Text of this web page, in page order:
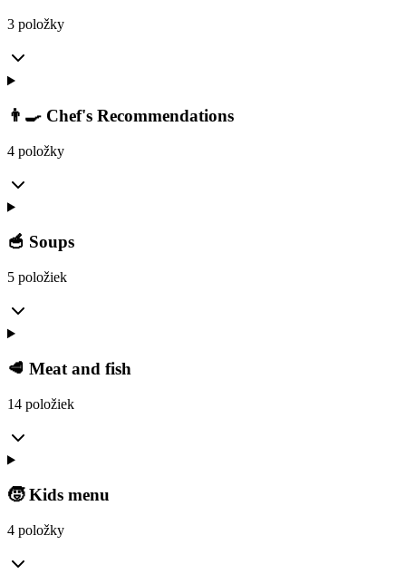
3 položky
👨‍🍳 Chef's Recommendations
4 položky
🥣 Soups
5 položiek
🥩 Meat and fish
14 položiek
🧒 Kids menu
4 položky